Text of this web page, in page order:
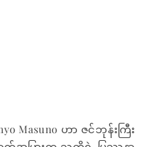
Masuno ဟာ ဇင်ဘုန်းကြီး